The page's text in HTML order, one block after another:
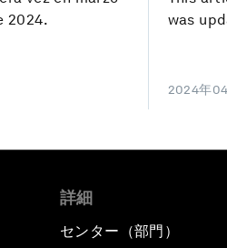
2024.
was
2024年
詳細
センター（部門）